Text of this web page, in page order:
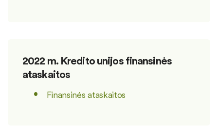
2022 m. Kredito unijos finansinės
ataskaitos
Finansinės ataskaitos